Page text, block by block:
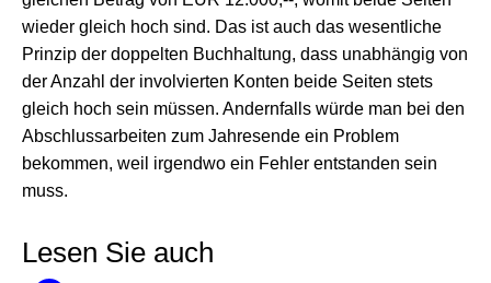
wieder gleich hoch sind. Das ist auch das wesentliche
Prinzip der doppelten Buchhaltung, dass unabhängig von
der Anzahl der involvierten Konten beide Seiten stets
gleich hoch sein müssen. Andernfalls würde man bei den
Abschlussarbeiten zum Jahresende ein Problem
bekommen, weil irgendwo ein Fehler entstanden sein
muss.
Lesen Sie auch